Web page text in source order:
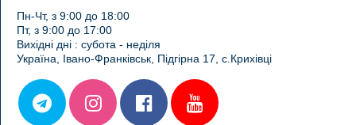
Пн-Чт, з 9:00 до 18:00
Пт, з 9:00 до 17:00
Вихідні дні : субота - неділя
Україна, Івано-Франківськ, Підгірна 17, с.Крихівці